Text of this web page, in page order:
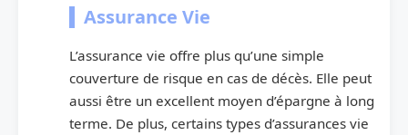
Assurance Vie
L’assurance vie offre plus qu’une simple
couverture de risque en cas de décès. Elle peut
aussi être un excellent moyen d’épargne à long
terme. De plus, certains types d’assurances vie